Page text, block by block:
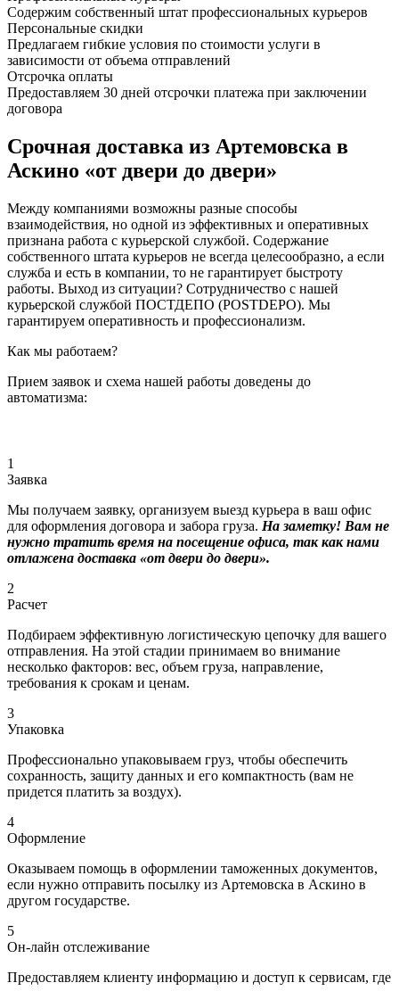
Содержим собственный штат профессиональных курьеров
Персональные скидки
Предлагаем гибкие условия по стоимости услуги в
зависимости от объема отправлений
Отсрочка оплаты
Предоставляем 30 дней отсрочки платежа при заключении
договора
Срочная доставка из Артемовска в
Аскино «от двери до двери»
Между компаниями возможны разные способы
взаимодействия, но одной из эффективных и оперативных
признана работа с курьерской службой. Содержание
собственного штата курьеров не всегда целесообразно, а если
служба и есть в компании, то не гарантирует быстроту
работы. Выход из ситуации? Сотрудничество с нашей
курьерской службой ПОСТДЕПО (POSTDEPO). Мы
гарантируем оперативность и профессионализм.
Как мы работаем?
Прием заявок и схема нашей работы доведены до
автоматизма:
1
Заявка
Мы получаем заявку, организуем выезд курьера в ваш офис
для оформления договора и забора груза. На заметку! Вам не
нужно тратить время на посещение офиса, так как нами
отлажена доставка «от двери до двери».
2
Расчет
Подбираем эффективную логистическую цепочку для вашего
отправления. На этой стадии принимаем во внимание
несколько факторов: вес, объем груза, направление,
требования к срокам и ценам.
3
Упаковка
Профессионально упаковываем груз, чтобы обеспечить
сохранность, защиту данных и его компактность (вам не
придется платить за воздух).
4
Оформление
Оказываем помощь в оформлении таможенных документов,
если нужно отправить посылку из Артемовска в Аскино в
другом государстве.
5
Он-лайн отслеживание
Предоставляем клиенту информацию и доступ к сервисам, где